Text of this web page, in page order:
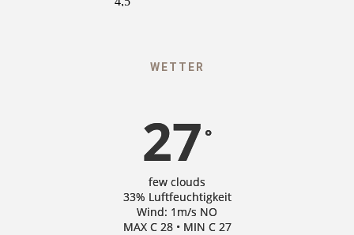
WETTER
27 °
few clouds
33% Luftfeuchtigkeit
Wind: 1m/s NO
MAX C 28 • MIN C 27